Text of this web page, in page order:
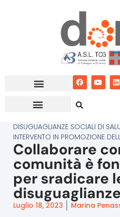
DISUGUAGLIANZE SOCIALI DI
INTERVENTO IN PROMOZIONE
Collaborare
comunità è
per sradicare
Luglio 18, 2023 Marina